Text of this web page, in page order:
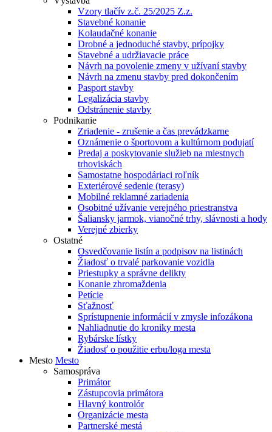
Vzory tlačív z.č. 25/2025 Z.z.
Stavebné konanie
Kolaudačné konanie
Drobné a jednoduché stavby, prípojky
Stavebné a udržiavacie práce
Návrh na povolenie zmeny v užívaní stavby
Návrh na zmenu stavby pred dokončením
Pasport stavby
Legalizácia stavby
Odstránenie stavby
Podnikanie
Zriadenie - zrušenie a čas prevádzkarne
Oznámenie o športovom a kultúrnom podujatí
Predaj a poskytovanie služieb na miestnych
trhoviskách
Samostatne hospodáriaci roľník
Exteriérové sedenie (terasy)
Mobilné reklamné zariadenia
Osobitné užívanie verejného priestranstva
Šaliansky jarmok, vianočné trhy, slávnosti a hody
Verejné zbierky
Ostatné
Osvedčovanie listín a podpisov na listinách
Žiadosť o trvalé parkovanie vozidla
Priestupky a správne delikty
Konanie zhromaždenia
Petície
Sťažnosť
Sprístupnenie informácií v zmysle infozákona
Nahliadnutie do kroniky mesta
Rybárske lístky
Žiadosť o použitie erbu/loga mesta
Mesto Mesto
Samospráva
Primátor
Zástupcovia primátora
Hlavný kontrolór
Organizácie mesta
Partnerské mestá